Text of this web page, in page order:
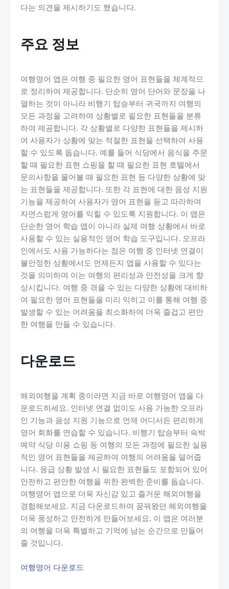
다는 의견을 제시하기도 했습니다.
주요 정보
여행영어 앱은 여행 중 필요한 영어 표현들을 체계적으
로 정리하여 제공합니다. 단순히 영어 단어와 문장을 나
열하는 것이 아니라 비행기 탑승부터 귀국까지 여행의
모든 과정을 고려하여 상황별로 필요한 표현들을 분류
하여 제공합니다. 각 상황별로 다양한 표현들을 제시하
여 사용자가 상황에 맞는 적절한 표현을 선택하여 사용
할 수 있도록 돕습니다. 예를 들어 식당에서 음식을 주문
할 때 필요한 표현 쇼핑을 할 때 필요한 표현 호텔에서
문의사항을 물어볼 때 필요한 표현 등 다양한 상황에 맞
는 표현들을 제공합니다. 또한 각 표현에 대한 음성 지원
기능을 제공하여 사용자가 영어 표현을 듣고 따라하며
자연스럽게 영어를 익힐 수 있도록 지원합니다. 이 앱은
단순한 영어 학습 앱이 아니라 실제 여행 상황에서 바로
사용할 수 있는 실용적인 영어 학습 도구입니다. 오프라
인에서도 사용 가능하다는 점은 여행 중 인터넷 연결이
불안정한 상황에서도 언제든지 앱을 사용할 수 있다는
것을 의미하며 이는 여행의 편리성과 안전성을 크게 향
상시킵니다. 여행 중 겪을 수 있는 다양한 상황에 대비하
여 필요한 영어 표현들을 미리 익히고 이를 통해 여행 중
발생할 수 있는 어려움을 최소화하여 더욱 즐겁고 편안
한 여행을 만들 수 있습니다.
다운로드
해외여행을 계획 중이라면 지금 바로 여행영어 앱을 다
운로드하세요. 인터넷 연결 없이도 사용 가능한 오프라
인 기능과 음성 지원 기능으로 언제 어디서든 편리하게
영어 회화를 연습할 수 있습니다. 비행기 탑승부터 숙박
예약 식당 이용 쇼핑 등 여행의 모든 과정에 필요한 실용
적인 영어 표현들을 제공하여 여행의 어려움을 덜어줍
니다. 응급 상황 발생 시 필요한 표현들도 포함되어 있어
안전하고 편안한 여행을 위한 완벽한 준비를 돕습니다.
여행영어 앱으로 더욱 자신감 있고 즐거운 해외여행을
경험해보세요. 지금 다운로드하여 꿈꿔왔던 해외여행을
더욱 풍성하고 안전하게 만들어보세요. 이 앱은 여러분
의 여행을 더욱 특별하고 기억에 남는 순간으로 만들어
줄 것입니다.
여행영어 다운로드